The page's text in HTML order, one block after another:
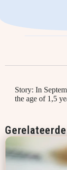
Story: In
the age of 1,5